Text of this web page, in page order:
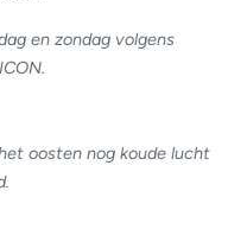
en zondag volgens
oosten nog koude lucht